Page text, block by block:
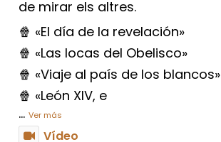
de mirar els altres.
🍿 «El día de la revelación»
🍿 «Las locas del Obelisco»
🍿 «Viaje al país de los blancos»
🍿 «León XIV, e
... Ver más
Vídeo